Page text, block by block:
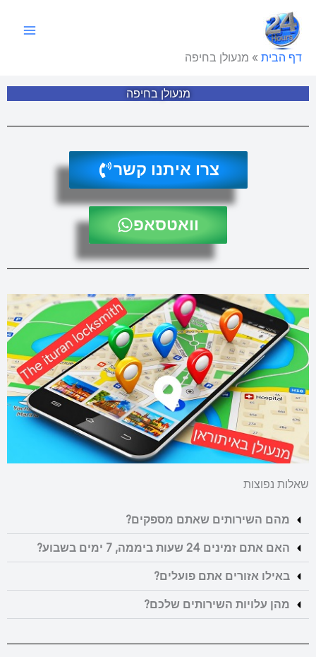
לתוכן
דף הבית » מנעולן בחיפה
מנעולן בחיפה
צרו איתנו קשר
וואטסאפ
שאלות נפוצות
מהם השירותים שאתם מספקים?
האם אתם זמינים 24 שעות ביממה, 7 ימים בשבוע?
באילו אזורים אתם פועלים?
מהן עלויות השירותים שלכם?